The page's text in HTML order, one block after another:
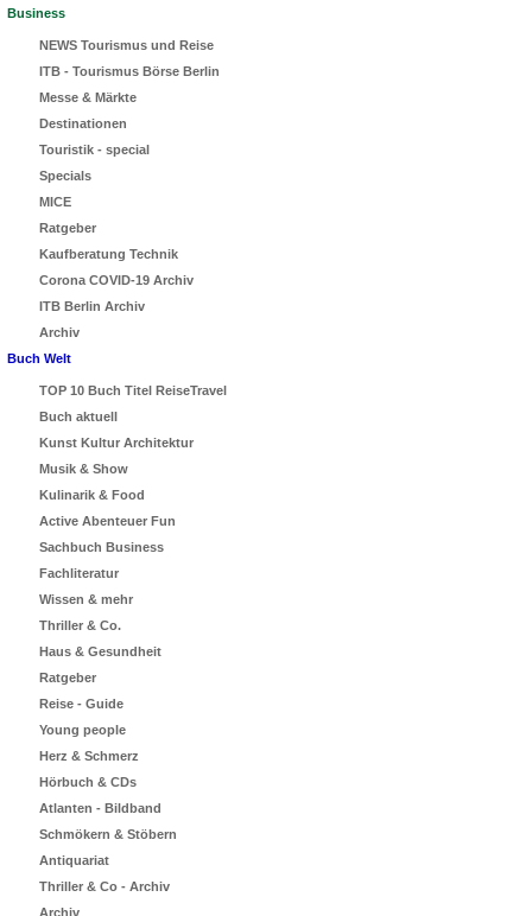
Business
NEWS Tourismus und Reise
ITB - Tourismus Börse Berlin
Messe & Märkte
Destinationen
Touristik - special
Specials
MICE
Ratgeber
Kaufberatung Technik
Corona COVID-19 Archiv
ITB Berlin Archiv
Archiv
Buch Welt
TOP 10 Buch Titel ReiseTravel
Buch aktuell
Kunst Kultur Architektur
Musik & Show
Kulinarik & Food
Active Abenteuer Fun
Sachbuch Business
Fachliteratur
Wissen & mehr
Thriller & Co.
Haus & Gesundheit
Ratgeber
Reise - Guide
Young people
Herz & Schmerz
Hörbuch & CDs
Atlanten - Bildband
Schmökern & Stöbern
Antiquariat
Thriller & Co - Archiv
Archiv